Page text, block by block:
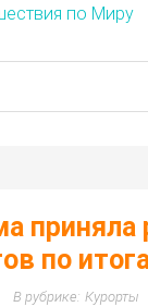
приняла
по
Курорты